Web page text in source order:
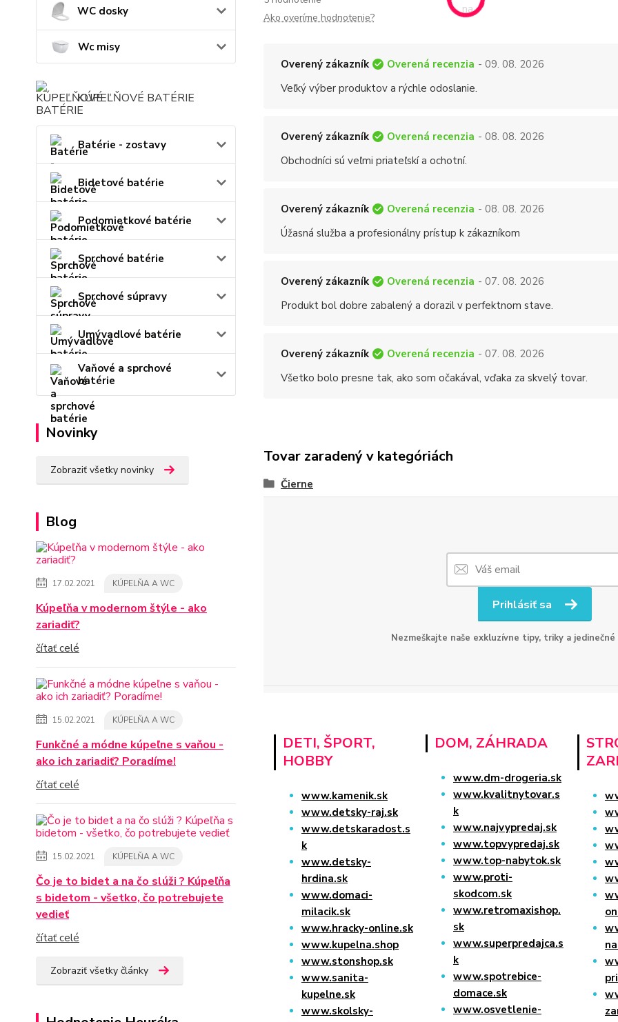
WC dosky
Wc misy
KÚPEĽŇOVÉ BATÉRIE
Batérie - zostavy
Bidetové batérie
Podomietkové batérie
Sprchové batérie
Sprchové súpravy
Umývadlové batérie
Vaňové a sprchové
batérie
Novinky
Zobraziť všetky novinky
Blog
17.02.2021 KÚPELŇA A WC
Kúpeľňa v modernom štýle - ako
zariadiť?
čítať celé
15.02.2021 KÚPELŇA A WC
Funkčné a módne kúpeľne s vaňou -
ako ich zariadiť? Poradíme!
čítať celé
15.02.2021 KÚPELŇA A WC
Čo je to bidet a na čo slúži ? Kúpeľňa
s bidetom - všetko, čo potrebujete
vedieť
čítať celé
Zobraziť všetky články
Ako overíme hodnotenie?
Overený zákazník Overená recenzia - 09. 08. 2026
Veľký výber produktov a rýchle odoslanie.
Overený zákazník Overená recenzia - 08. 08. 2026
Obchodníci sú veľmi priateľskí a ochotní.
Overený zákazník Overená recenzia - 08. 08. 2026
Úžasná služba a profesionálny prístup k zákazníkom
Overený zákazník Overená recenzia - 07. 08. 2026
Produkt bol dobre zabalený a dorazil v perfektnom stave.
Overený zákazník Overená recenzia - 07. 08. 2026
Všetko bolo presne tak, ako som očakával, vďaka za skvelý tovar.
Tovar zaradený v kategóriách
Čierne
Prihlásiť sa
Nezmeškajte naše exkluzívne tipy, triky a
DETI, ŠPORT,
HOBBY
www.kamenik.sk
www.detsky-raj.sk
www.detskaradost.s
k
www.detsky-
hrdina.sk
www.domaci-
milacik.sk
www.hracky-online.sk
www.kupelna.shop
www.stonshop.sk
www.sanita-
kupelne.sk
www.skolsky-
DOM, ZÁHRADA
www.dm-drogeria.sk
www.kvalitnytovar.s
k
www.najvypredaj.sk
www.topvypredaj.sk
www.top-nabytok.sk
www.proti-
skodcom.sk
www.retromaxishop.
sk
www.superpredajca.s
k
www.spotrebice-
domace.sk
www.osvetlenie-